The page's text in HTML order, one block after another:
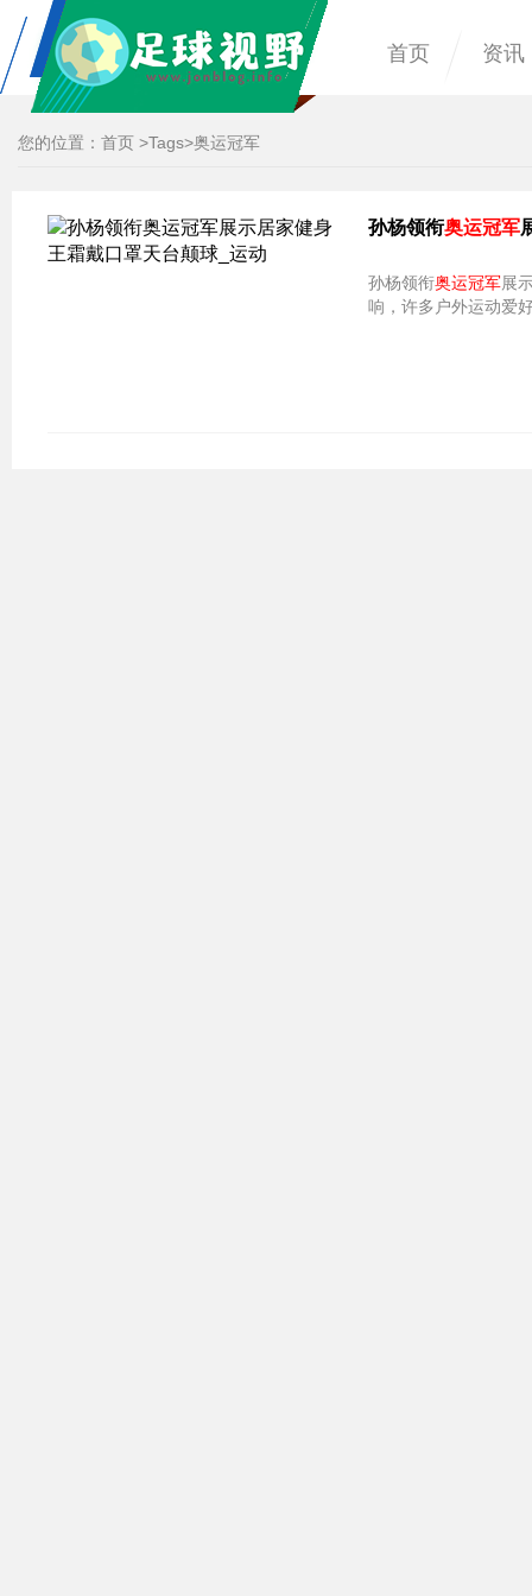
首页 资讯
您的位置： 首页 >Tags>奥运冠军
孙杨领衔奥运冠军
孙杨领衔奥运冠军展
响，许多户外运动爱